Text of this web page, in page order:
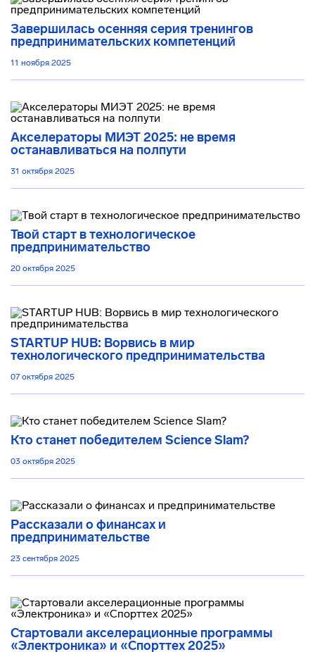
Завершилась осенняя серия тренингов
предпринимательских компетенций
11 ноября 2025
Акселераторы МИЭТ 2025: не время
останавливаться на полпути
31 октября 2025
Твой старт в технологическое
предпринимательство
20 октября 2025
STARTUP HUB: Ворвись в мир
технологического предпринимательства
07 октября 2025
Кто станет победителем Science Slam?
03 октября 2025
Рассказали о финансах и
предпринимательстве
23 сентября 2025
Стартовали акселерационные программы
«Электроника» и «Спорттех 2025»